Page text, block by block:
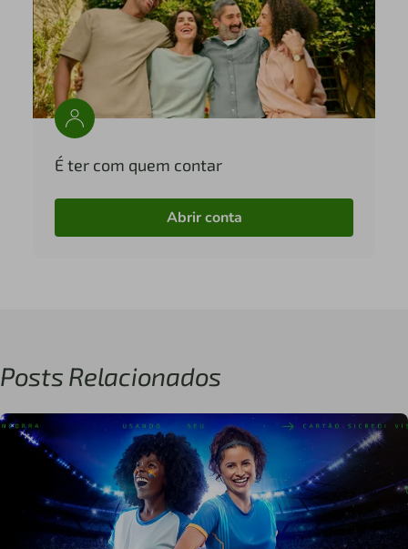
É ter com quem contar
Abrir conta
Posts Relacionados